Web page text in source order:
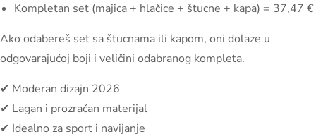
Kompletan set (majica + hlačice + štucne + kapa) = 37,47 €
Ako odabereš set sa štucnama ili kapom, oni dolaze u
odgovarajućoj boji i veličini odabranog kompleta.
✔ Moderan dizajn 2026
✔ Lagan i prozračan materijal
✔ Idealno za sport i navijanje